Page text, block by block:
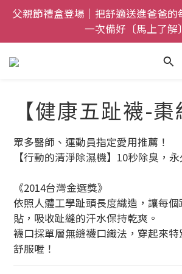
全館$800免運｜任搭８折起｜滿額
襪〔立即了解〕
全館$800免運｜任搭８折起｜滿額
襪〔立即了解〕
【健康五趾襪-棗
眾多醫師、運動員指定愛用推薦！
【行動的清淨除濕機】10秒除臭，永
《2014台灣金選獎》
依照人體工學趾頭長度織造，讓每
貼，吸收趾縫的汗水保持乾爽。
襪口採單層無縫襪口織法，穿起來
舒服喔！